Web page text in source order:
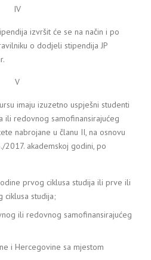
IV
izvršit će se na način i po
o dodjeli stipendija JP
V
imaju izuzetno uspješni studenti
ili redovnog samofinansirajućeg
nabrojane u članu II, na osnovu
akademskoj godini, po
prvog ciklusa studija ili prve ili
ciklusa studija;
ili redovnog samofinansirajućeg
i Hercegovine sa mjestom